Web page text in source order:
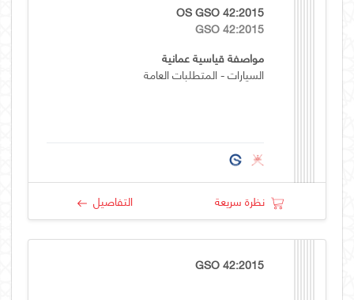
OS GSO 42:2015
GSO 42:2015
مواصفة قياسية عمانية
السيارات - المتطلبات العامة
نظرة سريعة التفاصيل
GSO 42:2015